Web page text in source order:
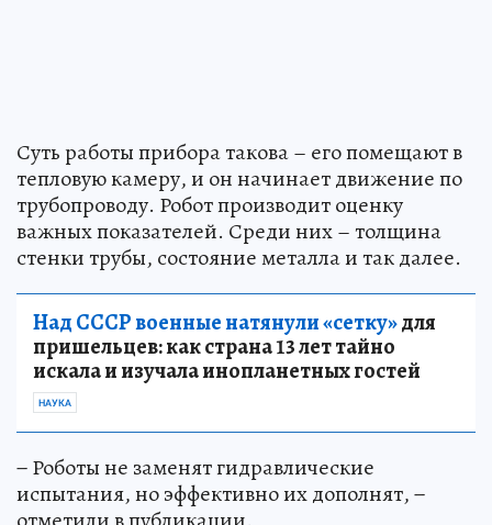
Суть работы прибора такова – его помещают в
тепловую камеру, и он начинает движение по
трубопроводу. Робот производит оценку
важных показателей. Среди них – толщина
стенки трубы, состояние металла и так далее.
Над СССР военные натянули «сетку»для
пришельцев: как страна 13 лет тайно
искала и изучала инопланетных гостей
НАУКА
− Роботы не заменят гидравлические
испытания, но эффективно их дополнят, −